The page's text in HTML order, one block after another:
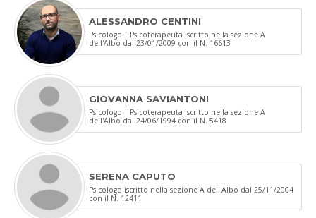
ALESSANDRO CENTINI
Psicologo | Psicoterapeuta iscritto nella sezione A
dell'Albo dal 23/01/2009 con il N. 16613
GIOVANNA SAVIANTONI
Psicologo | Psicoterapeuta iscritto nella sezione A
dell'Albo dal 24/06/1994 con il N. 5418
SERENA CAPUTO
Psicologo iscritto nella sezione A dell'Albo dal 25/11/2004
con il N. 12411